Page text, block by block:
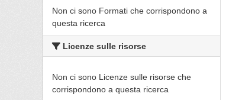
Non ci sono Formati che corrispondono a
questa ricerca
Licenze sulle risorse
Non ci sono Licenze sulle risorse che
corrispondono a questa ricerca